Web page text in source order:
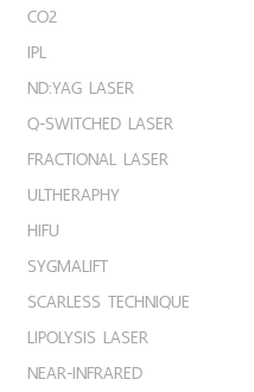
CO2
IPL
ND:YAG LASER
Q-SWITCHED LASER
FRACTIONAL LASER
ULTHERAPHY
HIFU
SYGMALIFT
SCARLESS TECHNIQUE
LIPOLYSIS LASER
NEAR-INFRARED